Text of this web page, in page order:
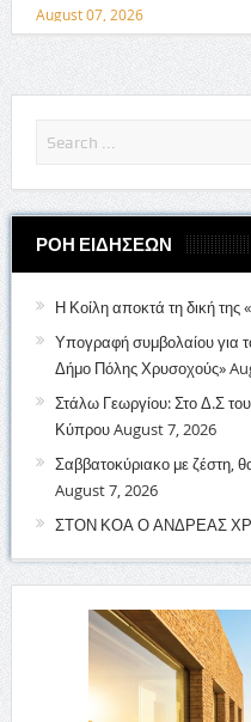
August 07, 2026
ΡΟΗ ΕΙΔΗΣΕΩΝ
Η Κοίλη αποκτά τη δική
Υπογραφή συμβολαίου για
Δήμο Πόλης Χρυσοχούς»
Στάλω Γεωργίου: Στο Δ.Σ
ΚύπρουAugust 7, 2026
Σαββατοκύριακο με ζέστη,
August 7, 2026
ΣΤΟΝ ΚΟΑ Ο ΑΝΔΡΕΑΣ